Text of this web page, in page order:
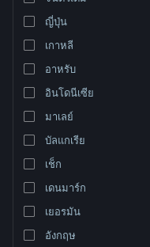
เปลี่ยนภาษา
รับแอป Steam แบบพกพา
ชมเว็บไซต์สำหรับเดสก์ท็อป
ญี่ปุ่น
เกาหลี
อาหรับ
อินโดนีเซีย
มาเลย์
บัลแกเรีย
เช็ก
เดนมาร์ก
เยอรมัน
อังกฤษ
0 ผลลัพธ์ตรงกับที่คุณค้นหา 9 ผ
แต่งของคุณ